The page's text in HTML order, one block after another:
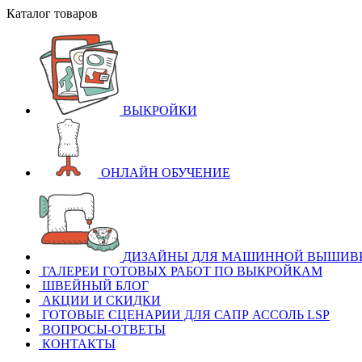
Каталог товаров
ВЫКРОЙКИ
ОНЛАЙН ОБУЧЕНИЕ
ДИЗАЙНЫ ДЛЯ МАШИННОЙ
ГАЛЕРЕИ ГОТОВЫХ РАБОТ ПО ВЫКРОЙКАМ
ШВЕЙНЫЙ БЛОГ
АКЦИИ И СКИДКИ
ГОТОВЫЕ СЦЕНАРИИ ДЛЯ САПР АССОЛЬ LSP
ВОПРОСЫ-ОТВЕТЫ
КОНТАКТЫ